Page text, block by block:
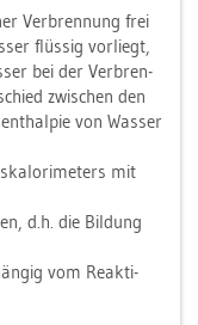
Ver­bren­nung frei
flüs­sig vor­liegt,
bei der Ver­bren­
zwi­schen den
von Was­ser
mit
d.h. die Bil­dung
vom Re­ak­ti­